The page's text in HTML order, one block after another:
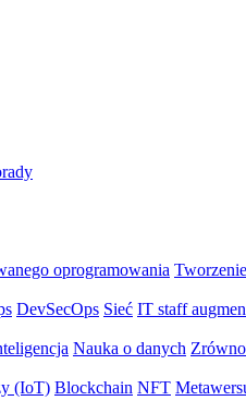
oprogramowania
DevSecOps Sieć IT staff
Nauka o danych
(IoT) Blockchain NFT